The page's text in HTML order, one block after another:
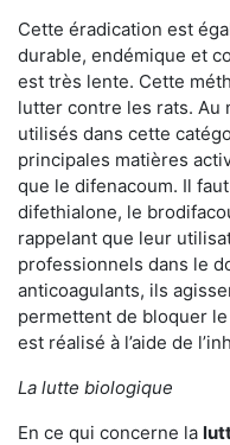
Cette éradication est
durable, endémique et
est très lente. Cette
lutter contre les rats. Au
utilisés dans cette
principales matières
que le difenacoum. Il
difethialone, le
rappelant que leur
professionnels dans le
anticoagulants, ils
permettent de bloquer
est réalisé à l’aide de
La lutte biologique
En ce qui concerne la